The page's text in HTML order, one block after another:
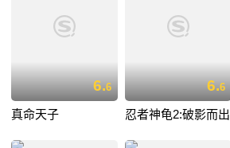
6.6
真命天子
6.6
忍者神龟2:破影而出